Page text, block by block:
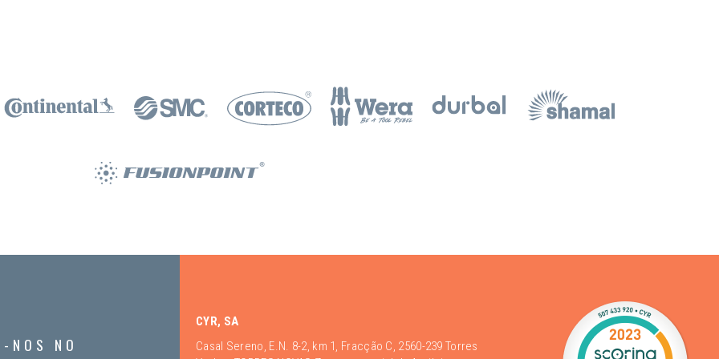
NOS NO
CYR, SA
Casal Sereno, E.N. 8-2, km 1, Fracção C, 2560-239 Torres